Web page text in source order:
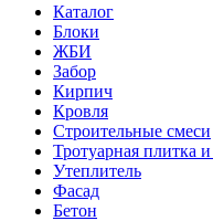
Каталог
Блоки
ЖБИ
Забор
Кирпич
Кровля
Строительные смеси
Тротуарная плитка
Утеплитель
Фасад
Бетон